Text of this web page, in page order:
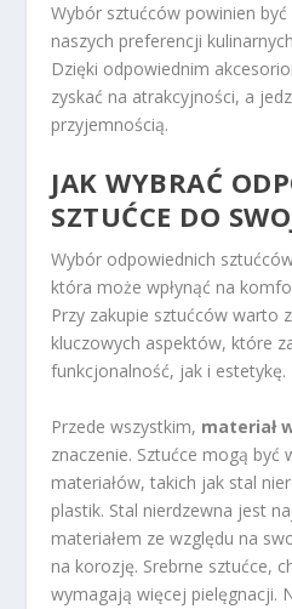
Wybór sztućców powinien
naszych preferencji
Dzięki odpowiednim
zyskać na atrakcyjności, a
przyjemnością.
JAK WYBRAĆ
SZTUĆCE DO
Wybór odpowiednich
która może wpłynąć na
Przy zakupie sztućców warto
kluczowych aspektów, które
funkcjonalność, jak i estetykę.
Przede wszystkim, materiał
znaczenie. Sztućce mogą być
materiałów, takich jak stal
plastik. Stal nierdzewna jest
materiałem ze względu na
na korozję. Srebrne sztućce,
wymagają więcej pielęgnacji.